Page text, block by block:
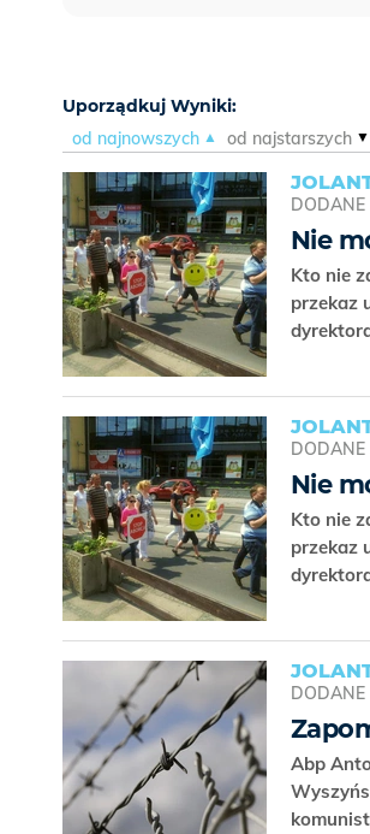
Uporządkuj Wyniki:
od najnowszych
od najstarszych
DODANE
Nie
Kto nie
przekaz
DODANE
Nie
Kto nie
przekaz
DODANE
Abp